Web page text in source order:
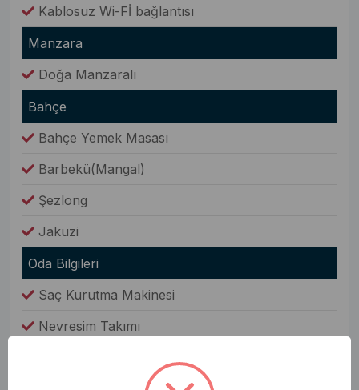
Kablosuz Wi-Fİ bağlantısı
Manzara
Doğa Manzaralı
Bahçe
Bahçe Yemek Masası
Barbekü(Mangal)
Şezlong
Jakuzi
Oda Bilgileri
Saç Kurutma Makinesi
Nevresim Takımı